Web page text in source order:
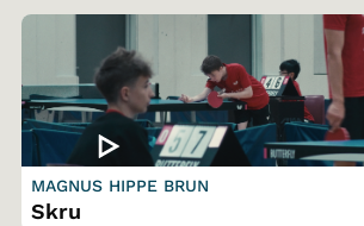
MAGNUS HIPPE BRUN
Skru